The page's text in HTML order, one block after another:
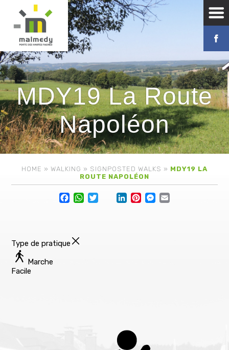
MDY19 La Route
Napoléon
HOME » WALKING » SIGNPOSTED WALKS » MDY19 LA
ROUTE NAPOLÉON
Facebook
Type de pratique
Marche
Facile